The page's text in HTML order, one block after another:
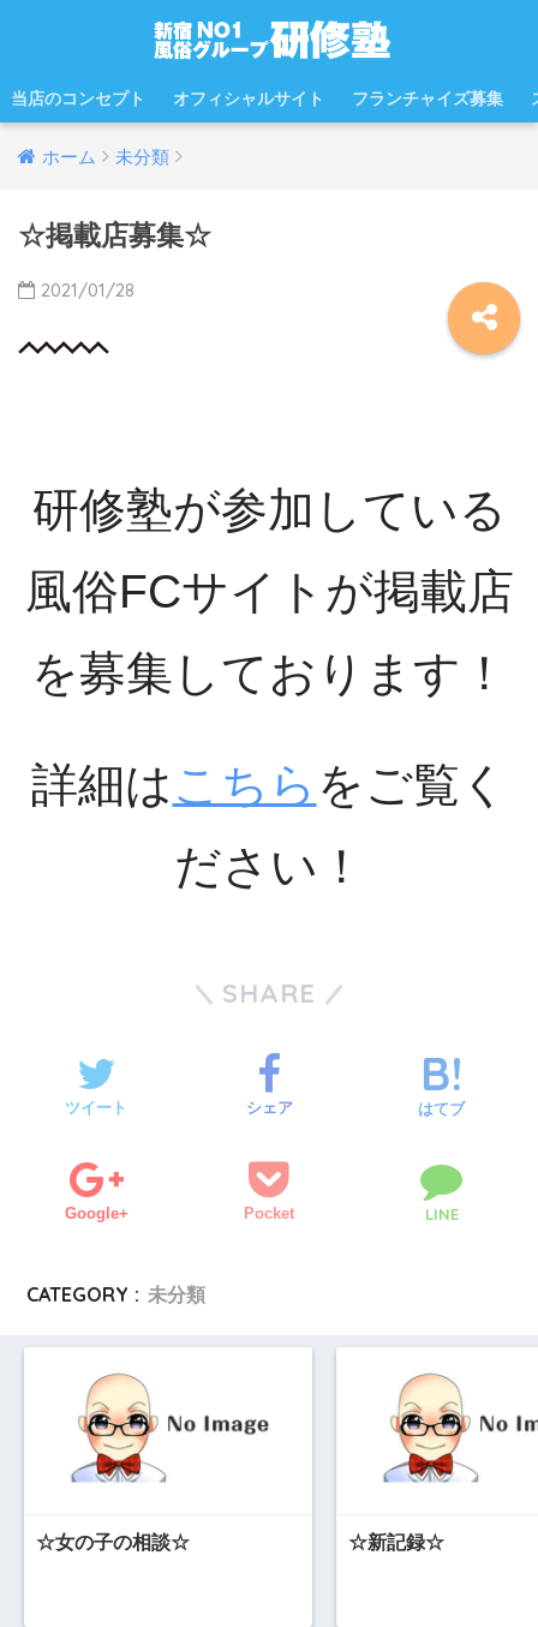
当店のコンセプト オフィシャルサイト フランチャイズ募集
ホーム 未分類
☆掲載店募集☆
2021/01/28
研修塾が参加している
風俗FCサイトが掲載店
を募集しております！
詳細はこちら をご覧く
ださい！
SHARE
ツイート シェア はてブ
Google+ Pocket LINE
CATEGORY : 未分類
☆女の子の相談☆ ☆新記録☆